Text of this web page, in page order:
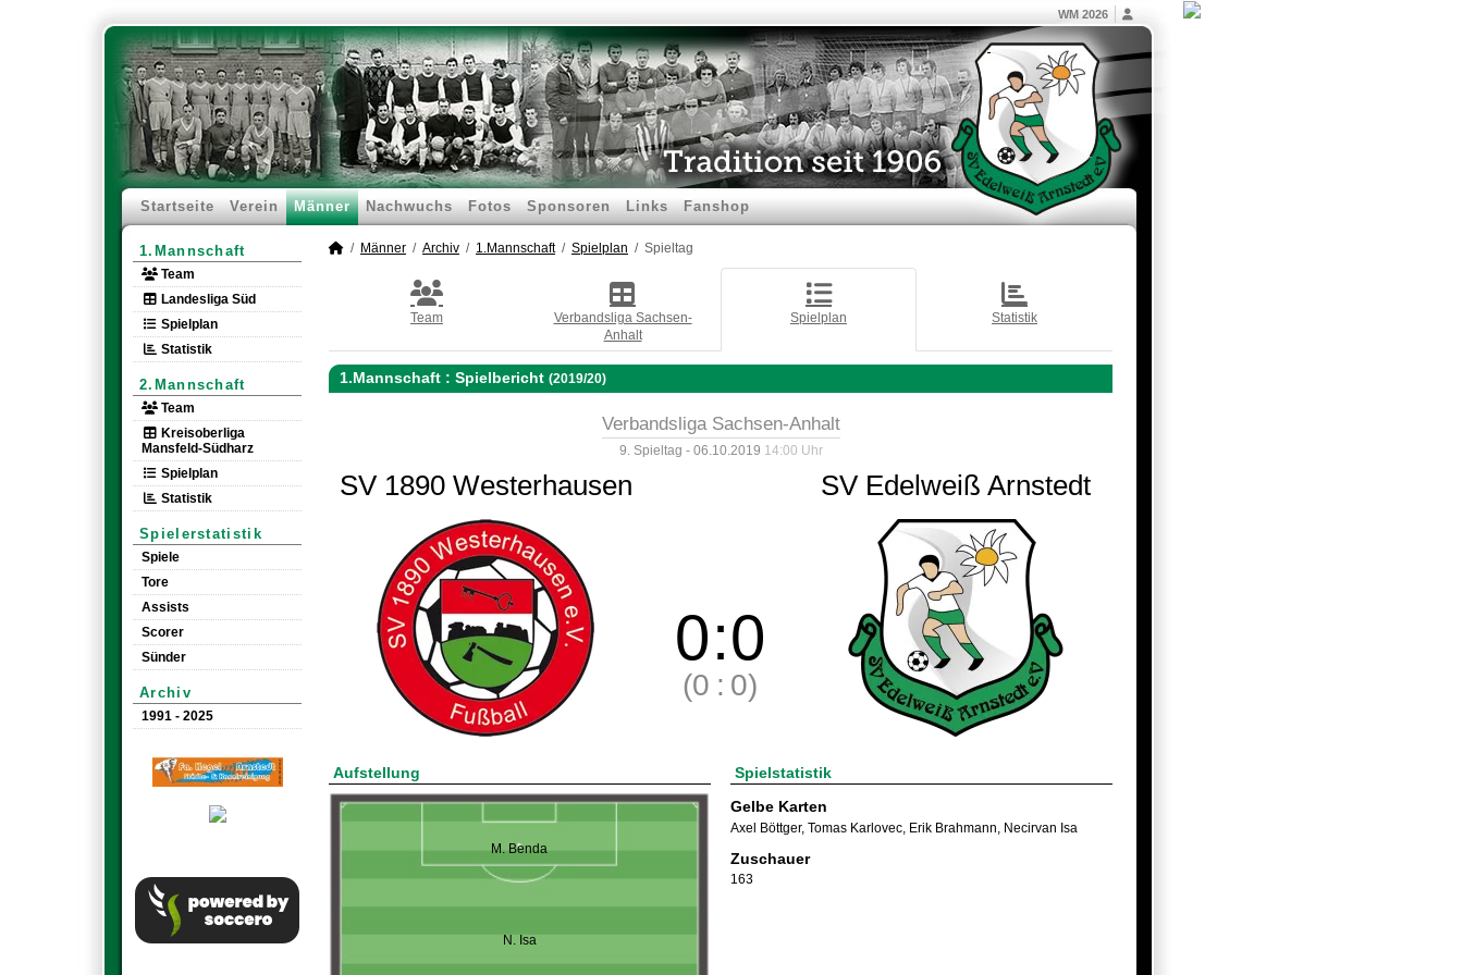
WM 2026
Startseite Verein Männer Nachwuchs Fotos Sponsoren Links Fanshop
1.Mannschaft
Team
Landesliga Süd
Spielplan
Statistik
2.Mannschaft
Team
Kreisoberliga
Mansfeld-Südharz
Spielplan
Statistik
Spielerstatistik
Spiele
Tore
Assists
Scorer
Sünder
Archiv
1991 - 2025
Männer Archiv 1.Mannschaft Spielplan Spieltag
Team
Verbandsliga Sachsen-
Anhalt
Spielplan Statistik
1.Mannschaft : Spielbericht (2019/20)
Verbandsliga Sachsen-Anhalt
9. Spieltag - 06.10.2019 14:00 Uhr
SV 1890 Westerhausen SV Edelweiß Arnstedt
0:0
(0 : 0)
Aufstellung
M. Benda
N. Isa
Spielstatistik
Gelbe Karten
Axel Böttger, Tomas Karlovec Erik Brahmann Necirvan Isa
Zuschauer
163